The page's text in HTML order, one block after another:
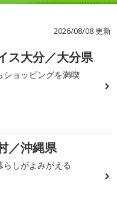
2026/08/08 更新
ス大分／大分県
ショッピングを満喫
／沖縄県
らしがよみがえる